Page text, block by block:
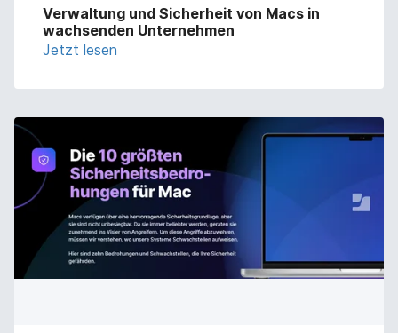
Verwaltung und Sicherheit von Macs in
wachsenden Unternehmen
Jetzt lesen